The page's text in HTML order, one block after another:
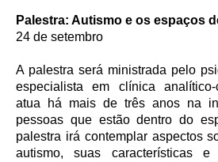
Palestra: Autismo e os espaços
24 de setembro
A palestra será ministrada pelo
especialista em clínica analítico-
atua há mais de três anos na
pessoas que estão dentro do
palestra irá contemplar aspectos
autismo, suas características